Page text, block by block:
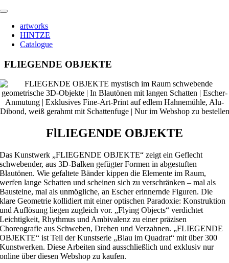
Zum
springen
Toggle
Navigationartworks
HINTZE
Catalogue
FLIEGENDE OBJEKTE
FlLIEGENDE OBJEKTE
Das Kunstwerk „FLIEGENDE OBJEKTE“ zeigt ein Geflecht
schwebender, aus 3D-Balken gefügter Formen in abgestuften
Blautönen. Wie gefaltete Bänder kippen die Elemente im Raum,
werfen lange Schatten und scheinen sich zu verschränken – mal als
Bausteine, mal als unmögliche, an Escher erinnernde Figuren. Die
klare Geometrie kollidiert mit einer optischen Paradoxie: Konstruktion
und Auflösung liegen zugleich vor. „Flying Objects“ verdichtet
Leichtigkeit, Rhythmus und Ambivalenz zu einer präzisen
Choreografie aus Schweben, Drehen und Verzahnen. „FLIEGENDE
OBJEKTE“ ist Teil der Kunstserie „Blau im Quadrat“ mit über 300
Kunstwerken. Diese Arbeiten sind ausschließlich und exklusiv nur
online über diesen Webshop zu kaufen.